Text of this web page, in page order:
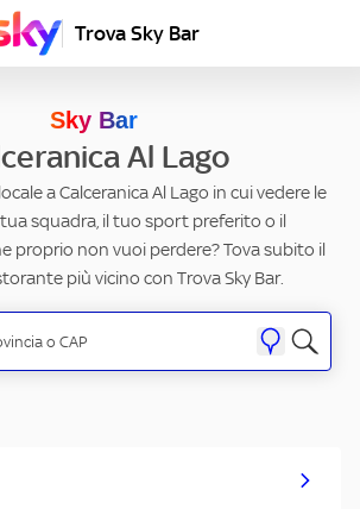
Trova Sky Bar
Sky Bar
Al Lago
a Calceranica Al Lago in cui vedere le
squadra, il tuo sport preferito o il
proprio non vuoi perdere? Tova subito il
più vicino con Trova Sky Bar.